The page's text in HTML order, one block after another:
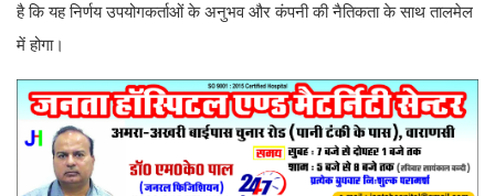
है कि यह निर्णय उपयोगकर्ताओं के अनुभव और कंपनी की नैतिकता के साथ तालमेल
में होगा।